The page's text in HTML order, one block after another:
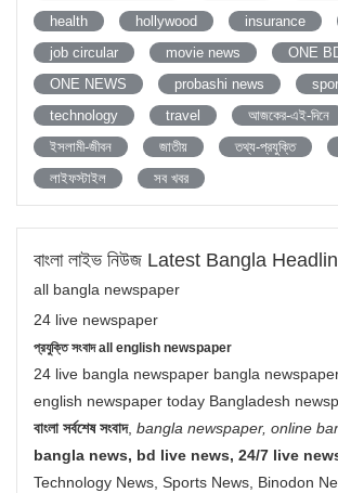
health
hollywood insurance
job circular
movie news
ONE
ONE NEWS
probashi news
technology
travel
আজকের-এই-দিনে
ইসলামী-জীবন
জাতীয় তথ্য-প্রযুক্তি
লাইফস্টাইল
সব খবর
বাংলা লাইভ নিউজ Latest Bangla
all bangla newspaper
24 live newspaper
প্রযুক্তি সংবাদ all english newspaper
24 live bangla newspaper bangla
english newspaper today Bangladesh
বাংলা সর্বশেষ সংবাদ, bangla newspaper, online
bangla news, bd live news, 24/7 live
Technology News, Sports News, Binodon